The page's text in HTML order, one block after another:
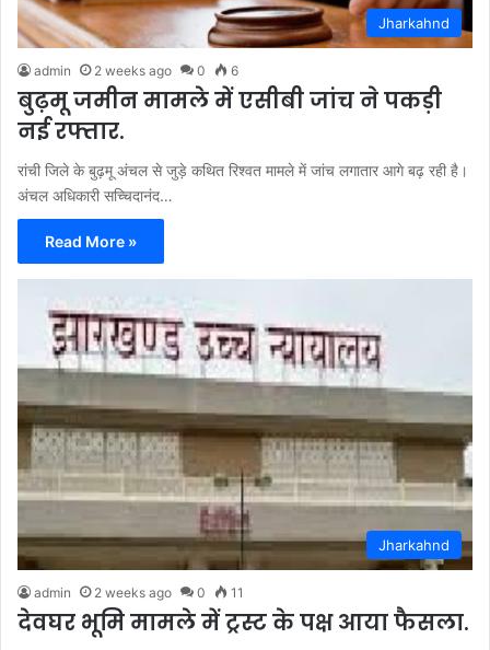
Jharkahnd
admin 2 weeks ago 0 6
बुढ़मू जमीन मामले में एसीबी जांच ने पकड़ी
नई रफ्तार.
रांची जिले के बुढ़मू अंचल से जुड़े कथित रिश्वत मामले में जांच लगातार आगे बढ़ रही है।
अंचल अधिकारी सच्चिदानंद…
Read More »
Jharkahnd
admin 2 weeks ago 0 11
देवघर भूमि मामले में ट्रस्ट के पक्ष आया फैसला.